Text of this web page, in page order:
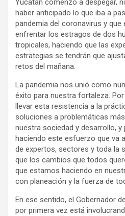
Yucatán comenzó a despegar,
haber anticipado lo que iba a
pandemia del coronavirus y que
enfrentar los estragos de dos
tropicales, haciendo que las
estrategias se tendrán que
retos del mañana.
La pandemia nos unió como
éxito para nuestra fortaleza.
llevar esta resistencia a la
soluciones a problemáticas
nuestra sociedad y desarrollo,
haciendo este esfuerzo que va
de expertos, sectores y toda la
que los cambios que todos
que estamos haciendo en
con planeación y la fuerza de
En ese sentido, el Gobernador
por primera vez está